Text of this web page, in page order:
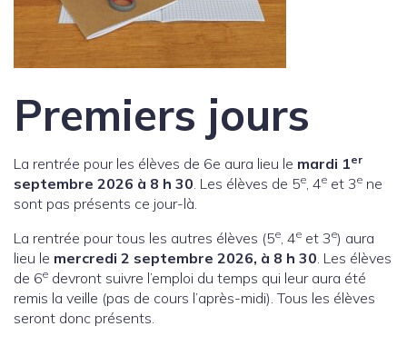
Premiers jours
La rentrée pour les élèves de 6e aura lieu le mardi 1er
septembre 2026 à 8 h 30. Les élèves de 5e, 4e et 3e ne
sont pas présents ce jour-là.
La rentrée pour tous les autres élèves (5e, 4e et 3e) aura
lieu le mercredi 2 septembre 2026, à 8 h 30. Les élèves
de 6e devront suivre l’emploi du temps qui leur aura été
remis la veille (pas de cours l’après-midi). Tous les élèves
seront donc présents.